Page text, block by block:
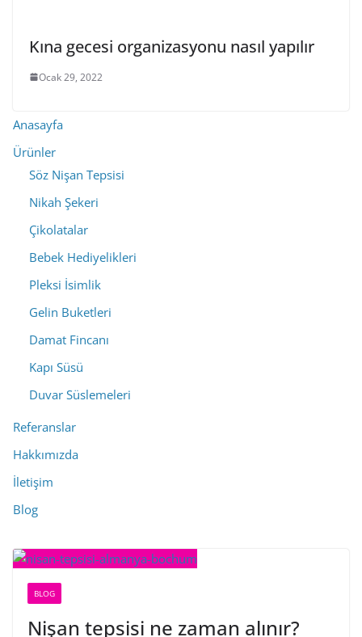
Kına gecesi organizasyonu nasıl yapılır
Ocak 29, 2022
Anasayfa
Ürünler
Söz Nişan Tepsisi
Nikah Şekeri
Çikolatalar
Bebek Hediyelikleri
Pleksi İsimlik
Gelin Buketleri
Damat Fincanı
Kapı Süsü
Duvar Süslemeleri
Referanslar
Hakkımızda
İletişim
Blog
BLOG
Nişan tepsisi ne zaman alınır?